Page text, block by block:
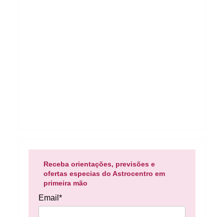
Receba orientações, previsões e
ofertas especias do Astrocentro em
primeira mão
Email*